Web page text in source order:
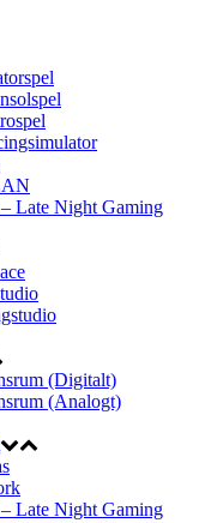
Late Night Gaming
(Digitalt)
(Analogt)
Late Night Gaming